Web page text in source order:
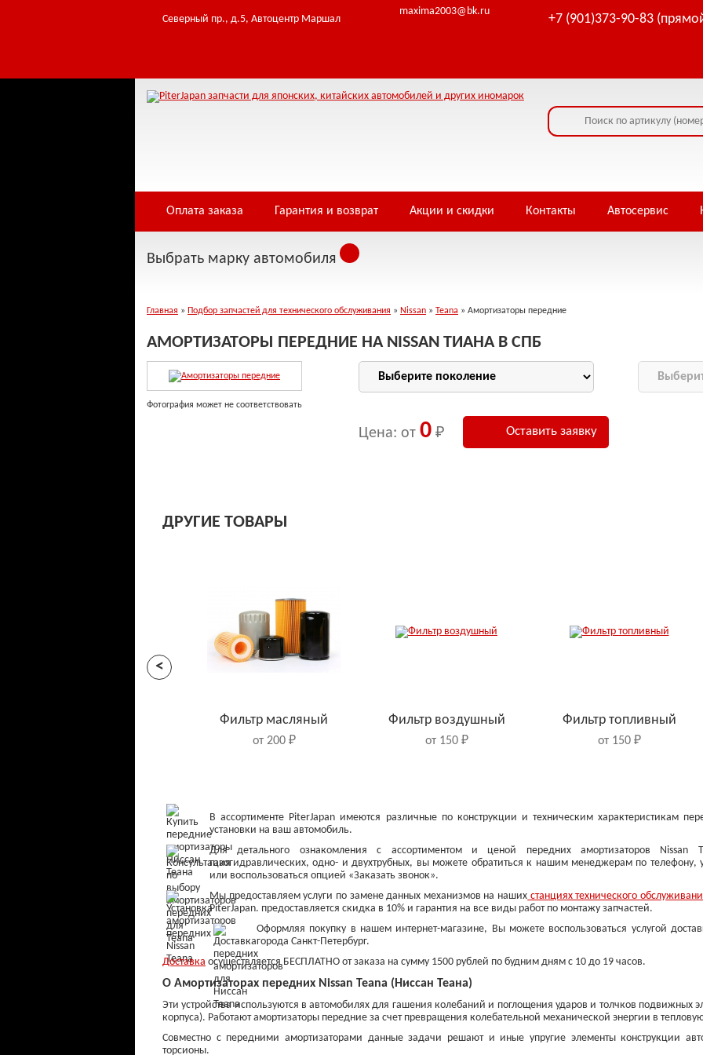
Северный пр., д.5, Автоцентр Маршал
maxima2003@bk.ru
+7 (901)373-90-83
Оплата заказа Гарантия и возврат Акции и скидки Контакты Автосервис
Выбрать марку автомобиля
Главная » Подбор запчастей для технического обслуживания » Nissan » Teana » Амортизаторы передние
АМОРТИЗАТОРЫ ПЕРЕДНИЕ НА NISSAN ТИАНА В СПБ
Фотография может не соответствовать
Цена: от 0 ₽ Оставить заявку
ДРУГИЕ ТОВАРЫ
<
Фильтр масляный
от 200 ₽
Фильтр воздушный
от 150 ₽
Фильтр топливный
от 150 ₽
Колодки тормозные
передние
от 800 ₽
Колодки тормозные
задние
от 900 ₽
Диски тормозные
передние
В ассортименте PiterJapan имеются различные по конструкции и техническим характеристикам
установки на ваш автомобиль.
Для детального ознакомления с ассортиментом и ценой передних амортизаторов Nissan
газогидравлических, одно- и двухтрубных, вы можете обратиться к нашим менеджерам по телефону,
или воспользоваться опцией «Заказать звонок».
Мы предоставляем услуги по замене данных механизмов на наших станциях технического
PiterJapan. предоставляется скидка в 10% и гарантия на все виды работ по монтажу запчастей.
Оформляя покупку в нашем интернет-магазине, Вы можете воспользоваться услугой
города Санкт-Петербург.
Доставка осуществляется БЕСПЛАТНО от заказа на сумму 1500 рублей по будним дням с 10 до 19 часов.
О Амортизаторах передних Nissan Teana (Ниссан Теана)
Эти устройства используются в автомобилях для гашения колебаний и поглощения ударов и толчков подвижных
корпуса). Работают амортизаторы передние за счет превращения колебательной механической энергии в
Совместно с передними амортизаторами данные задачи решают и иные упругие элементы конструкции
торсионы.